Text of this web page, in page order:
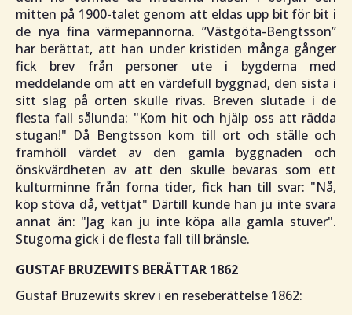
mitten på 1900-talet genom att eldas upp bit för bit i
de nya fina värmepannorna. ”Västgöta-Bengtsson”
har berättat, att han under kristiden många gånger
fick brev från personer ute i bygderna med
meddelande om att en värdefull byggnad, den sista i
sitt slag på orten skulle rivas. Breven slutade i de
flesta fall sålunda: "Kom hit och hjälp oss att rädda
stugan!" Då Bengtsson kom till ort och ställe och
framhöll värdet av den gamla byggnaden och
önskvärdheten av att den skulle bevaras som ett
kulturminne från forna tider, fick han till svar: "Nå,
köp stöva då, vettjat" Därtill kunde han ju inte svara
annat än: "Jag kan ju inte köpa alla gamla stuver".
Stugorna gick i de flesta fall till bränsle.
GUSTAF BRUZEWITS BERÄTTAR 1862
Gustaf Bruzewits skrev i en reseberättelse 1862: